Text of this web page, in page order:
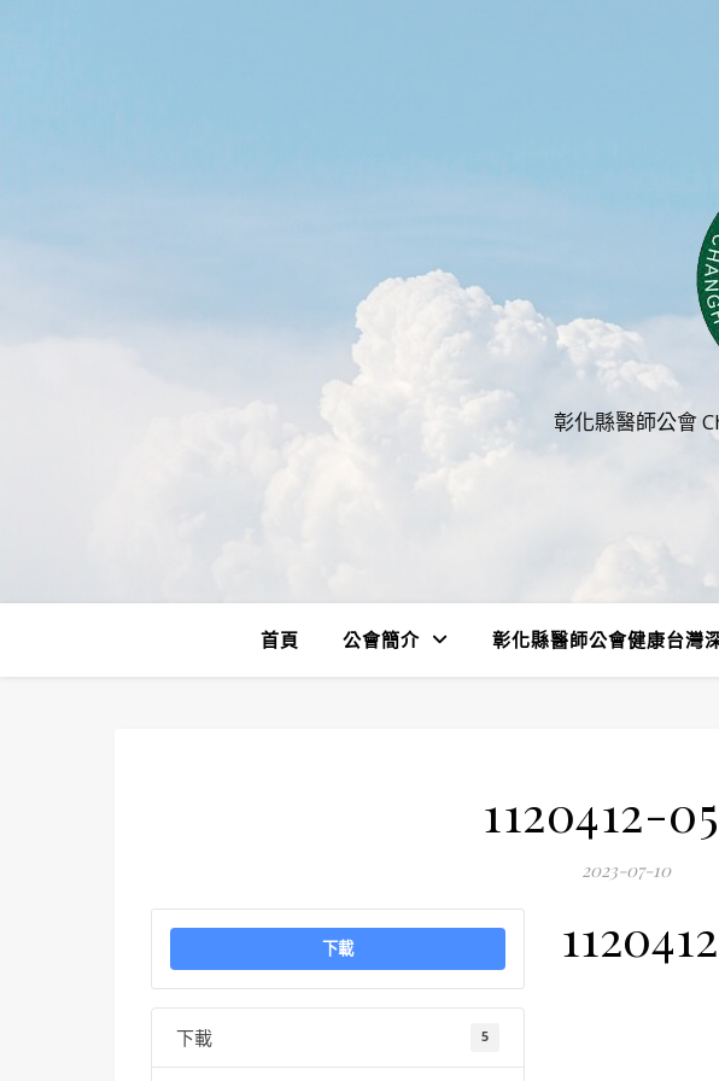
彰化縣醫師公會
首頁 公會簡介 彰化縣醫師公會健康台灣
1120412-
2023-07-10
下載
下載 5